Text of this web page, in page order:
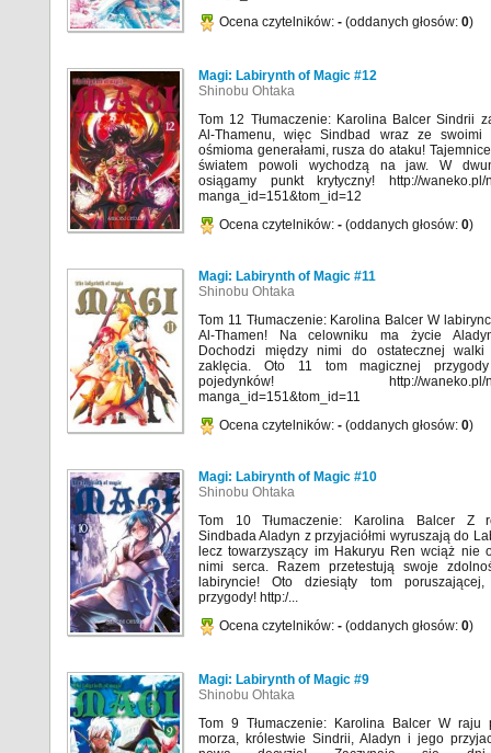
Ocena czytelników: - (oddanych głosów: 0)
Magi: Labirynth of Magic #12
Shinobu Ohtaka
Tom 12 Tłumaczenie: Karolina Balcer Sindrii
Al-Thamenu, więc Sindbad wraz ze swoimi
ośmioma generałami, rusza do ataku!
światem powoli wychodzą na jaw. W
osiągamy punkt krytyczny! http://waneko.pl/
manga_id=151&tom_id=12
Ocena czytelników: - (oddanych głosów: 0)
Magi: Labirynth of Magic #11
Shinobu Ohtaka
Tom 11 Tłumaczenie: Karolina Balcer W
Al-Thamen! Na celowniku ma życie
Dochodzi między nimi do ostatecznej
zaklęcia. Oto 11 tom magicznej
pojedynków! http://waneko.pl/
manga_id=151&tom_id=11
Ocena czytelników: - (oddanych głosów: 0)
Magi: Labirynth of Magic #10
Shinobu Ohtaka
Tom 10 Tłumaczenie: Karolina Balcer Z
Sindbada Aladyn z przyjaciółmi wyruszają do
lecz towarzyszący im Hakuryu Ren wciąż nie
nimi serca. Razem przetestują swoje
labiryncie! Oto dziesiąty tom poruszającej,
przygody! http:/...
Ocena czytelników: - (oddanych głosów: 0)
Magi: Labirynth of Magic #9
Shinobu Ohtaka
Tom 9 Tłumaczenie: Karolina Balcer W raju
morza, królestwie Sindrii, Aladyn i jego